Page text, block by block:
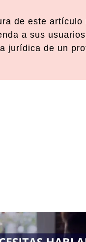
de este
a sus
jurídica de un